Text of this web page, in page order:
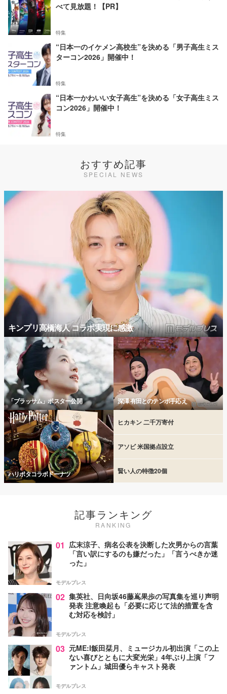
べて見放題！【PR】
特集
“日本一のイケメン高校生”を決める「男子高生ミス
ターコン2026」開催中！
特集
“日本一かわいい女子高生”を決める「女子高生ミス
コン2026」開催中！
特集
おすすめ記事
SPECIAL NEWS
キンプリ高橋海人 コラボ実現に感激
「ブラッサム」ポスター公開 深澤 有田とのテンポ手応え
ハリポタコラボドーナツ
ヒカキン 二千万寄付
アソビ 米国拠点設立
賢い人の特徴20個
記事ランキング
RANKING
01 広末涼子、病名公表を決断した次男からの言葉
「言い訳にするのも嫌だった」「言うべきか迷
った」
モデルプレス
02 集英社、日向坂46藤嶌果歩の写真集を巡り声明
発表 注意喚起も「必要に応じて法的措置を含
む対応を検討」
モデルプレス
03 元ME:I飯田栞月、ミュージカル初出演「この上
ない喜びとともに大変光栄」4年ぶり上演「フ
ァントム」城田優らキャスト発表
モデルプレス